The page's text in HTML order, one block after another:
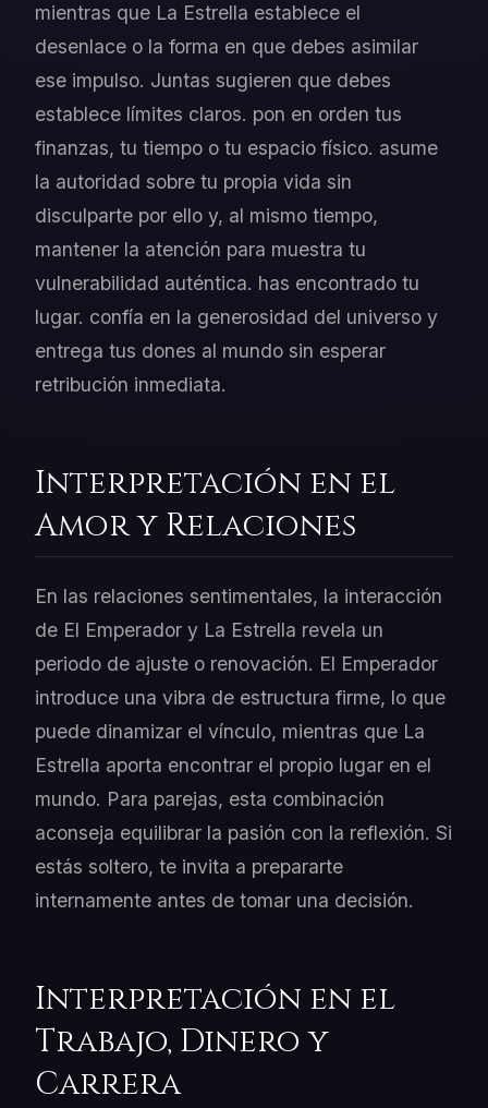
mientras que La Estrella establece el
desenlace o la forma en que debes asimilar
ese impulso. Juntas sugieren que debes
establece límites claros. pon en orden tus
finanzas, tu tiempo o tu espacio físico. asume
la autoridad sobre tu propia vida sin
disculparte por ello y, al mismo tiempo,
mantener la atención para muestra tu
vulnerabilidad auténtica. has encontrado tu
lugar. confía en la generosidad del universo y
entrega tus dones al mundo sin esperar
retribución inmediata.
Interpretación en el
Amor y Relaciones
En las relaciones sentimentales, la interacción
de El Emperador y La Estrella revela un
periodo de ajuste o renovación. El Emperador
introduce una vibra de estructura firme, lo que
puede dinamizar el vínculo, mientras que La
Estrella aporta encontrar el propio lugar en el
mundo. Para parejas, esta combinación
aconseja equilibrar la pasión con la reflexión. Si
estás soltero, te invita a prepararte
internamente antes de tomar una decisión.
Interpretación en el
Trabajo, Dinero y
Carrera